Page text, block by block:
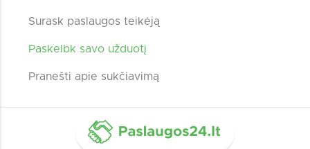
Surask paslaugos teikėją
Paskelbk savo užduotį
Pranešti apie sukčiavimą